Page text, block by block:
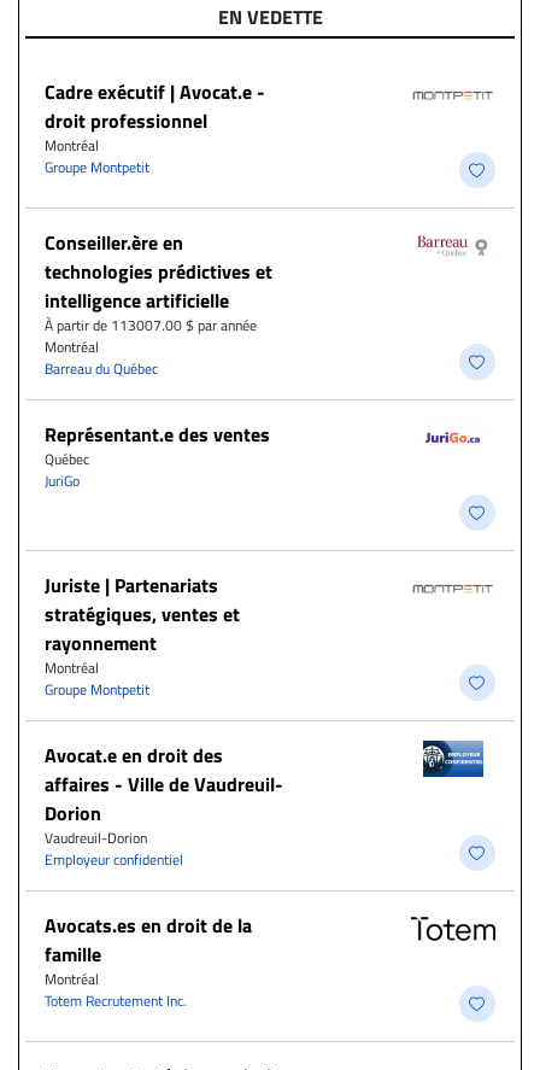
EN VEDETTE
Cadre exécutif | Avocat.e -
droit professionnel
Montréal
Groupe Montpetit
Conseiller.ère en
technologies prédictives et
intelligence artificielle
À partir de 113007.00 $ par année
Montréal
Barreau du Québec
Représentant.e des ventes
Québec
JuriGo
Juriste | Partenariats
stratégiques, ventes et
rayonnement
Montréal
Groupe Montpetit
Avocat.e en droit des
affaires - Ville de Vaudreuil-
Dorion
Vaudreuil-Dorion
Employeur confidentiel
Avocats.es en droit de la
famille
Montréal
Totem Recrutement Inc.